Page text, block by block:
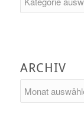
ARCHIV